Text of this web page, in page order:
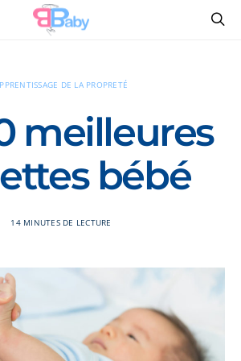
DE LA PROPRETÉ
meilleures
bébé
14 MINUTES DE LECTURE